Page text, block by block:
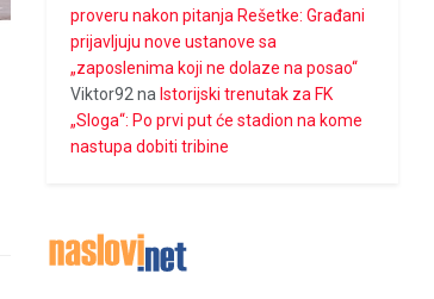
proveru nakon pitanja Rešetke: Građani
prijavljuju nove ustanove sa
„zaposlenima koji ne dolaze na posao“
Viktor92 na Istorijski trenutak za FK
„Sloga“: Po prvi put će stadion na kome
nastupa dobiti tribine